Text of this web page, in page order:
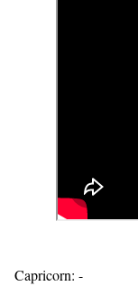
Capricorn: -